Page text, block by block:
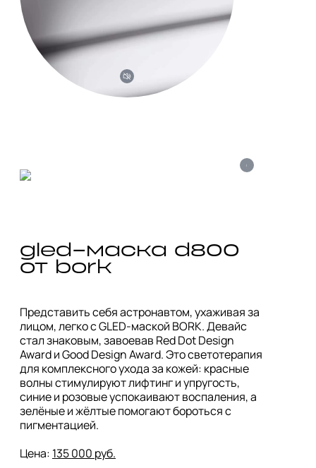
i
gled-маска d800
от bork
Представить себя астронавтом, ухаживая за
лицом, легко с GLED-маской BORK. Девайс
стал знаковым, завоевав Red Dot Design
Award и Good Design Award. Это светотерапия
для комплексного ухода за кожей: красные
волны стимулируют лифтинг и упругость,
синие и розовые успокаивают воспаления, а
зелёные и жёлтые помогают бороться с
пигментацией.
Цена: 135 000 руб.